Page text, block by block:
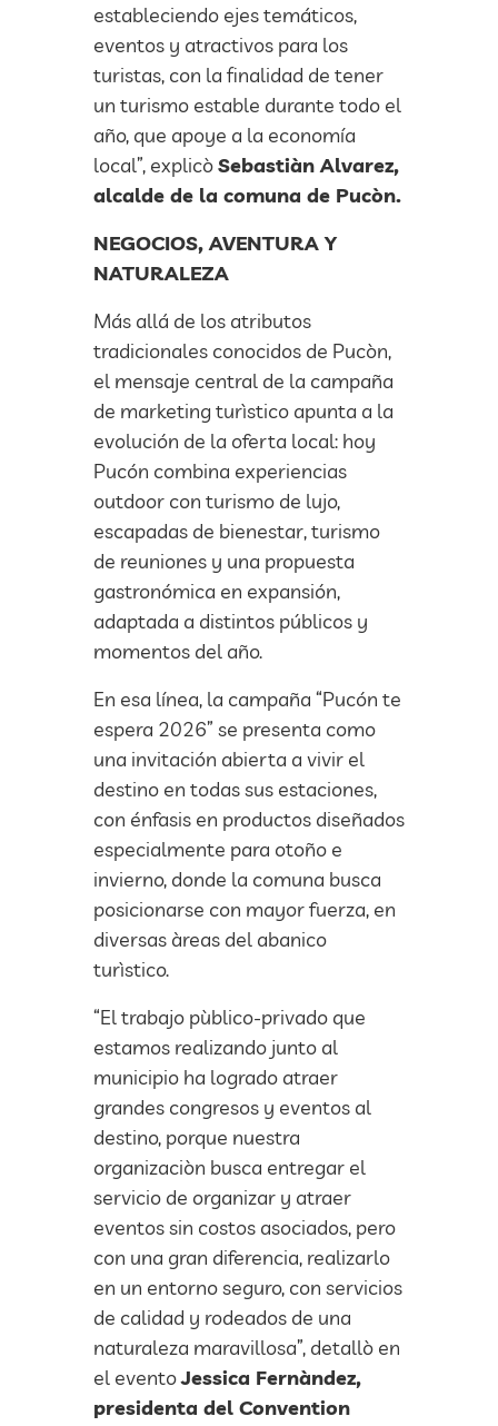
estableciendo ejes temáticos,
eventos y atractivos para los
turistas, con la finalidad de tener
un turismo estable durante todo el
año, que apoye a la economía
local”, explicòSebastiàn Alvarez,
alcalde de la comuna de Pucòn.
NEGOCIOS, AVENTURA Y
NATURALEZA
Más allá de los atributos
tradicionales conocidos de Pucòn,
el mensaje central de la campaña
de marketing turìstico apunta a la
evolución de la oferta local: hoy
Pucón combina experiencias
outdoor con turismo de lujo,
escapadas de bienestar, turismo
de reuniones y una propuesta
gastronómica en expansión,
adaptada a distintos públicos y
momentos del año.
En esa línea, la campaña “Pucón te
espera 2026” se presenta como
una invitación abierta a vivir el
destino en todas sus estaciones,
con énfasis en productos diseñados
especialmente para otoño e
invierno, donde la comuna busca
posicionarse con mayor fuerza, en
diversas àreas del abanico
turìstico.
“El trabajo pùblico-privado que
estamos realizando junto al
municipio ha logrado atraer
grandes congresos y eventos al
destino, porque nuestra
organizaciòn busca entregar el
servicio de organizar y atraer
eventos sin costos asociados, pero
con una gran diferencia, realizarlo
en un entorno seguro, con servicios
de calidad y rodeados de una
naturaleza maravillosa”, detallò en
el eventoJessica Fernàndez,
presidenta del Convention